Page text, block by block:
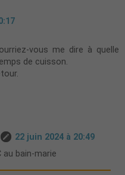
vous me dire à quelle
de cuisson.
22 juin 2024 à 20:49
au bain-marie